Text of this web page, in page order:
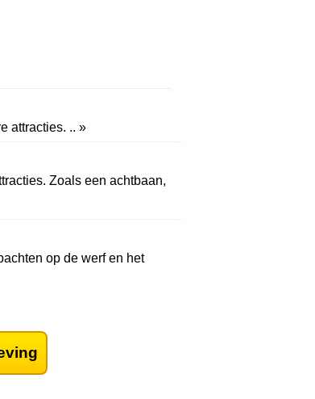
attracties. .. »
Zoals een achtbaan,
op de werf en het